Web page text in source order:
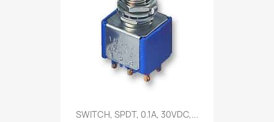
SWITCH, SPDT, 0.1A, 30VDC,...